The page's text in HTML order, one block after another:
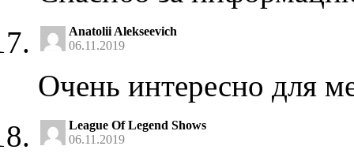
Anatolii Alekseevich
06.11.2019
Очень интересно для
League Of Legend Shows
06.11.2019